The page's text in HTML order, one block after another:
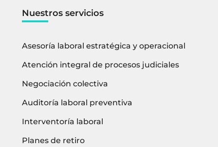
Nuestros servicios
Asesoría laboral estratégica y operacional
Atención integral de procesos judiciales
Negociación colectiva
Auditoría laboral preventiva
Interventoría laboral
Planes de retiro